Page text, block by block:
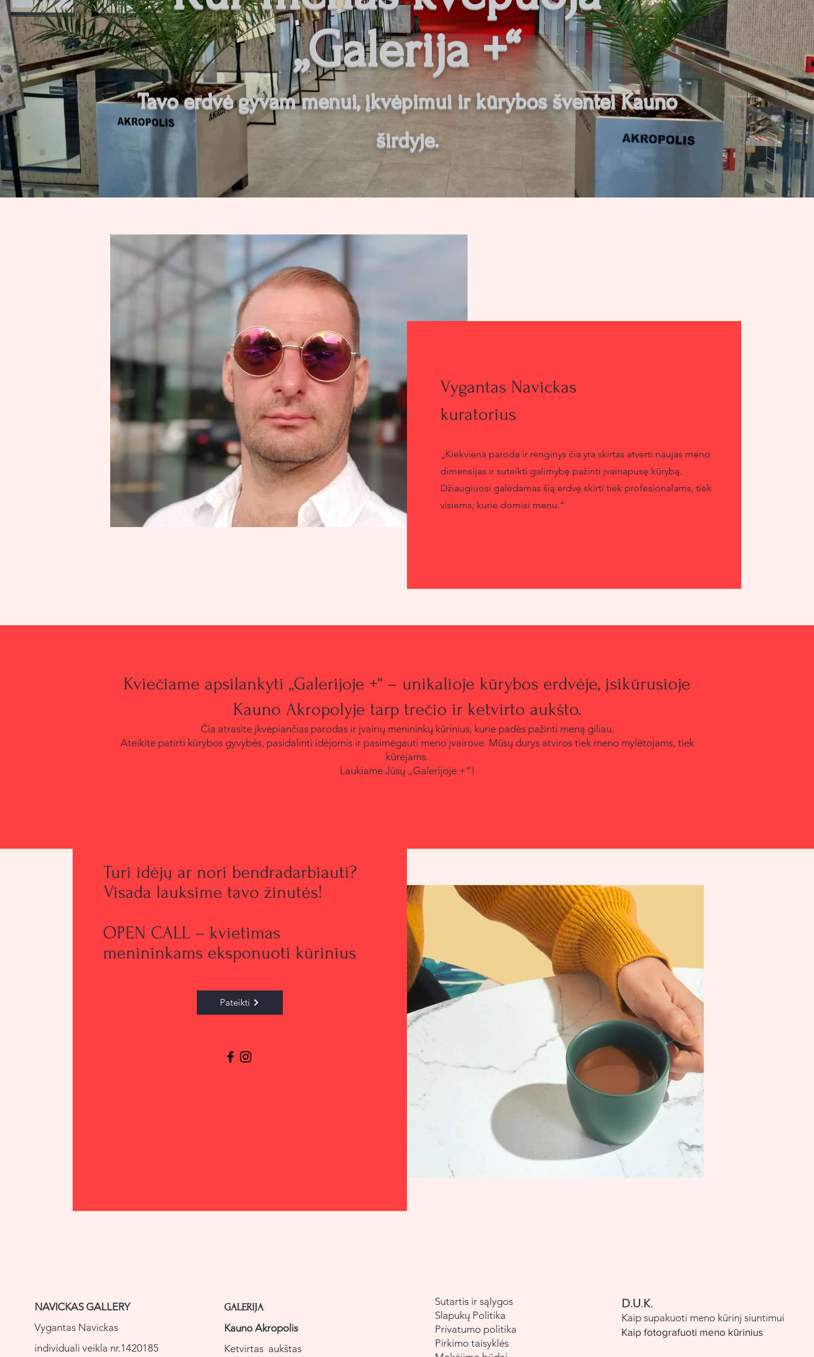
„Galerija +“
Tavo erdvė gyvam menui, įkvėpimui ir kūrybos šventei Kauno
širdyje.
Vygantas Navickas
kuratorius
„Kiekviena paroda ir renginys čia yra skirtas atverti naujas meno
dimensijas ir suteikti galimybę pažinti įvairiapusę kūrybą.
Džiaugiuosi galėdamas šią erdvę skirti tiek profesionalams, tiek
visiems, kurie domisi menu.“
Kviečiame apsilankyti „Galerijoje +“ – unikalioje kūrybos erdvėje, įsikūrusioje
Kauno Akropolyje tarp trečio ir ketvirto aukšto.
Čia atrasite įkvepiančias parodas ir įvairių menininkų kūrinius, kurie padės pažinti meną giliau.
Ateikite patirti kūrybos gyvybės, pasidalinti idėjomis ir pasimėgauti meno įvairove. Mūsų durys atviros tiek meno mylėtojams, tiek
kūrėjams.
Laukiame Jūsų „Galerijoje +“!
Turi idėjų ar nori bendradarbiauti?
Visada lauksime tavo žinutės!
OPEN CALL – kvietimas
menininkams eksponuoti kūrinius
Pateikti
NAVICKAS GALLERY
Vygantas Navickas
individuali veikla nr.1420185
GALERIJA
Kauno Akropolis
Ketvirtas aukštas
Sutartis ir sąlygos
Slapukų Politika
Privatumo politika
Pirkimo taisyklės
D.U.K.
Kaip supakuoti meno kūrinį siuntimui
Kaip fotografuoti meno kūrinius